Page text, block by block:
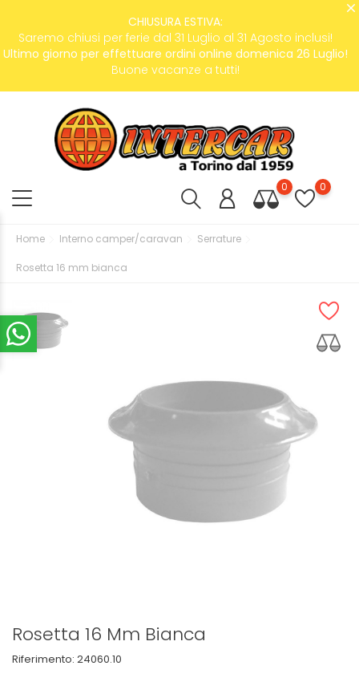
CHIUSURA ESTIVA:
Saremo chiusi per ferie dal 31 Luglio al 31 Agosto inclusi!
Ultimo giorno per effettuare ordini online domenica 26 Luglio!
Buone vacanze a tutti!
0 0
Home Interno camper/caravan Serrature
Rosetta 16 mm bianca
Rosetta 16 Mm Bianca
Riferimento: 24060.10